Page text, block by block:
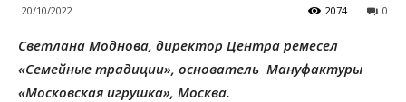
20/10/2022 0
2074
Светлана Моднова, директор Центра ремесел
«Семейные традиции», основатель Мануфактуры
«Московская игрушка», Москва.